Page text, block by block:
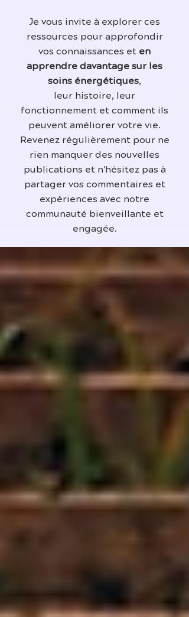
Je vous invite à explorer ces
ressources pour approfondir
vos connaissances et en
apprendre davantage sur les
soins énergétiques,
leur histoire, leur
fonctionnement et comment ils
peuvent améliorer votre vie.
Revenez régulièrement pour ne
rien manquer des nouvelles
publications et n'hésitez pas à
partager vos commentaires et
expériences avec notre
communauté bienveillante et
engagée.